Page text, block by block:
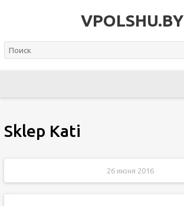
VPOLSHU.BY
Sklep Kati
26 июня 2016